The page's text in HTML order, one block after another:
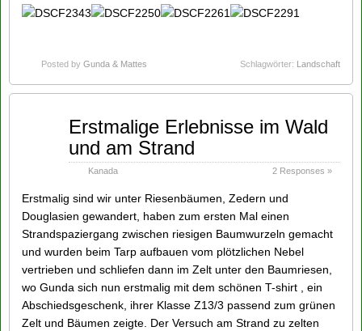
Posted by Gunda & Mattes Schlagwörter: Landschaft
Erstmalige Erlebnisse im Wald
und am Strand
Kanada 2 Responses »
Erstmalig sind wir unter Riesenbäumen, Zedern und
Douglasien gewandert, haben zum ersten Mal einen
Strandspaziergang zwischen riesigen Baumwurzeln gemacht
und wurden beim Tarp aufbauen vom plötzlichen Nebel
vertrieben und schliefen dann im Zelt unter den Baumriesen,
wo Gunda sich nun erstmalig mit dem schönen T-shirt , ein
Abschiedsgeschenk, ihrer Klasse Z13/3 passend zum grünen
Zelt und Bäumen zeigte. Der Versuch am Strand zu zelten